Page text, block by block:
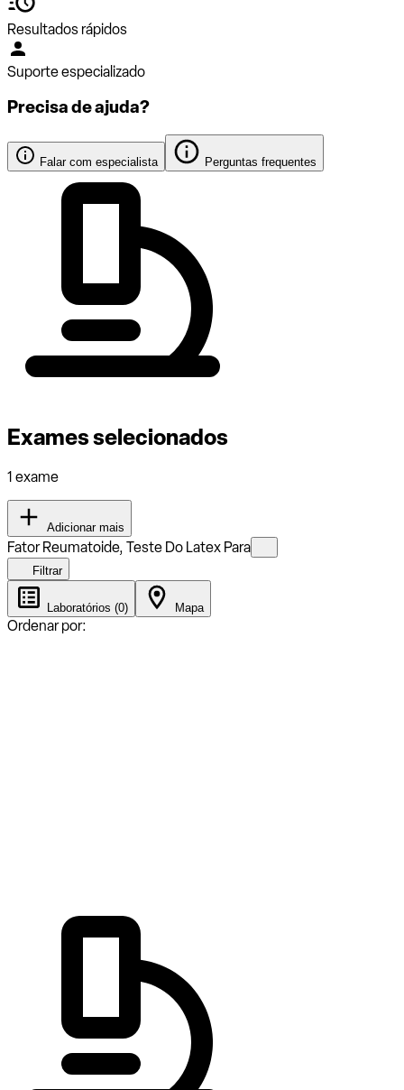
Resultados rápidos
Suporte especializado
Precisa de ajuda?
Falar com especialista Perguntas frequentes
Exames selecionados
1 exame
Adicionar mais
Fator Reumatoide, Teste Do Latex Para
Filtrar
Laboratórios (0) Mapa
Ordenar por: